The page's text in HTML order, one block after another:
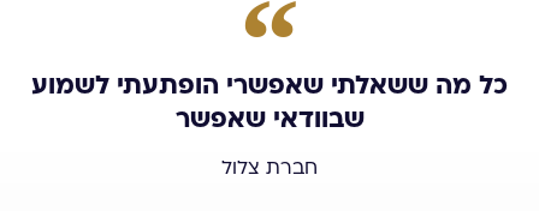
כל מה ששאלתי שאפשרי הופתעתי לשמוע
שבוודאי שאפשר
חברת צלול